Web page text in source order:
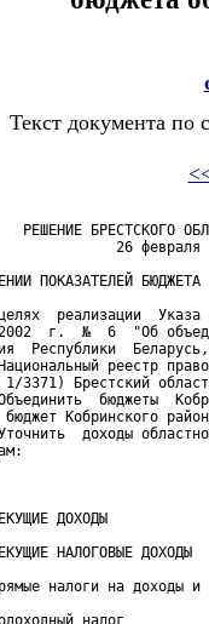
Текст документа по
РЕШЕНИЕ БРЕСТСКОГО
26 февраля
ПОКАЗАТЕЛЕЙ
реализации
г.  №  6  "Об
Республики
реестр
Брестский
бюджеты
Кобринского
доходы
ДОХОДЫ
НАЛОГОВЫЕ
налоги на
налог